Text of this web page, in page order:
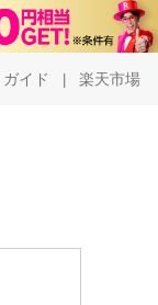
ガイド 楽天市場